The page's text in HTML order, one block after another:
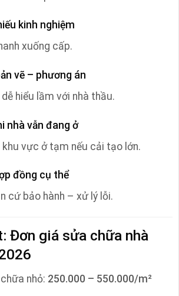
kinh nghiệm
xuống cấp.
vẽ – phương án
hiểu lầm với nhà thầu.
nhà vẫn đang ở
vực ở tạm nếu cải tạo lớn.
đồng cụ thể
cứ bảo hành – xử lý lỗi.
Đơn giá sửa chữa nhà
nhỏ: 250.000 – 550.000/m²